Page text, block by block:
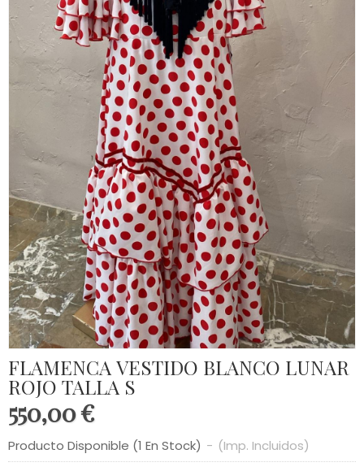
FLAMENCA VESTIDO BLANCO LUNAR
ROJO TALLA S
550,00 €
Producto Disponible (1 En Stock) - (Imp. Incluidos)